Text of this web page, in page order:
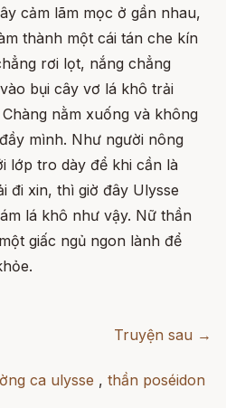
cảm lãm mọc ở gần nhau,
thành một cái tán che kín
rơi lọt, nắng chẳng
bụi cây vơ lá khô trải
nằm xuống và không
mình. Như người nông
lớp tro dày để khi cần là
đi xin, thì giờ đây Ulysse
lá khô như vậy. Nữ thần
giấc ngủ ngon lành để
Truyện sau →
ca ulysse , thần poséidon